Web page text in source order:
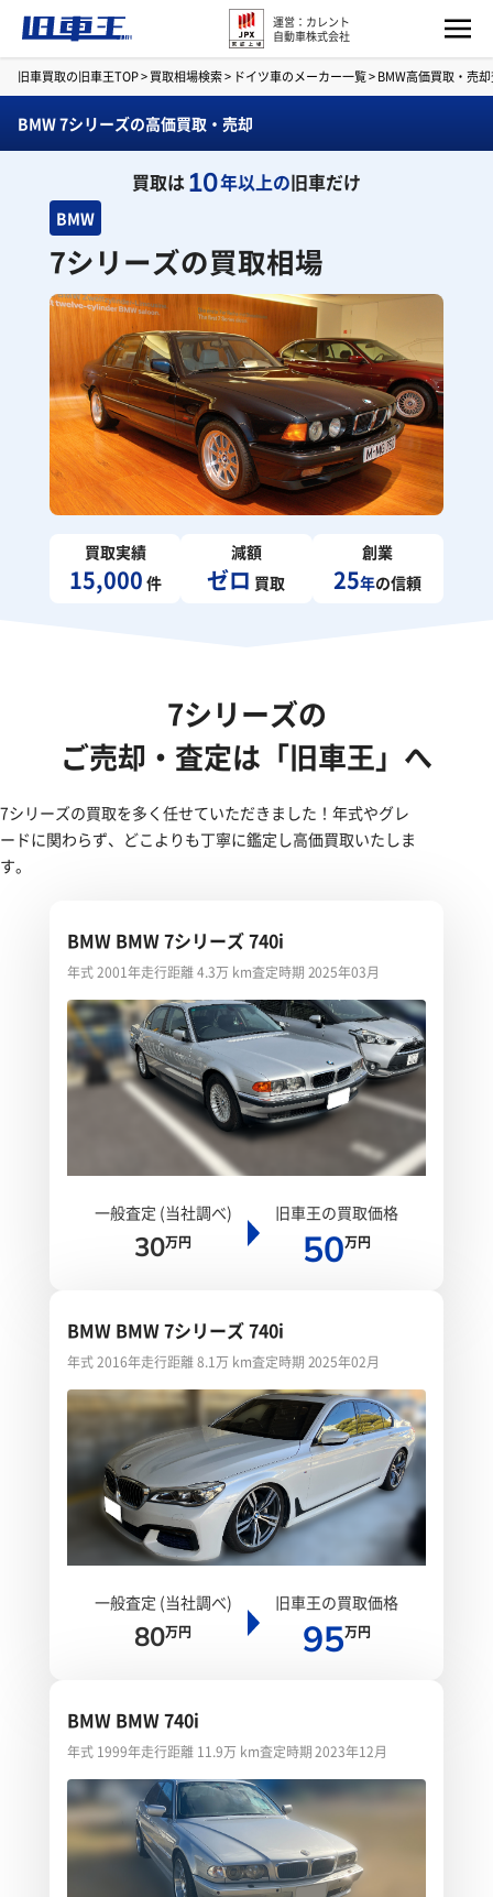
運営：カレント
自動車株式会社
旧車買取の旧車王TOP>買取相場検索> ドイツ車のメーカー一覧>BMW高価買取・売
BMW 7シリーズの高価買取・売却
買取は10年以上の旧車だけ
BMW
7シリーズの買取相場
買取実績
15,000 件
減額
ゼロ 買取
創業
25年の信頼
7シリーズの
ご売却・査定は「旧車王」へ
7シリーズの買取を多く任せていただきました！年式やグレ
ードに関わらず、どこよりも丁寧に鑑定し高価買取いたしま
す。
BMW BMW 7シリーズ 740i
年式 2001年走行距離 4.3万 km査定時期 2025年03月
一般査定 (当社調べ)
30万円
旧車王の買取価格
50万円
BMW BMW 7シリーズ 740i
年式 2016年走行距離 8.1万 km査定時期 2025年02月
一般査定 (当社調べ)
80万円
旧車王の買取価格
95万円
BMW BMW 740i
年式 1999年走行距離 11.9万 km査定時期 2023年12月